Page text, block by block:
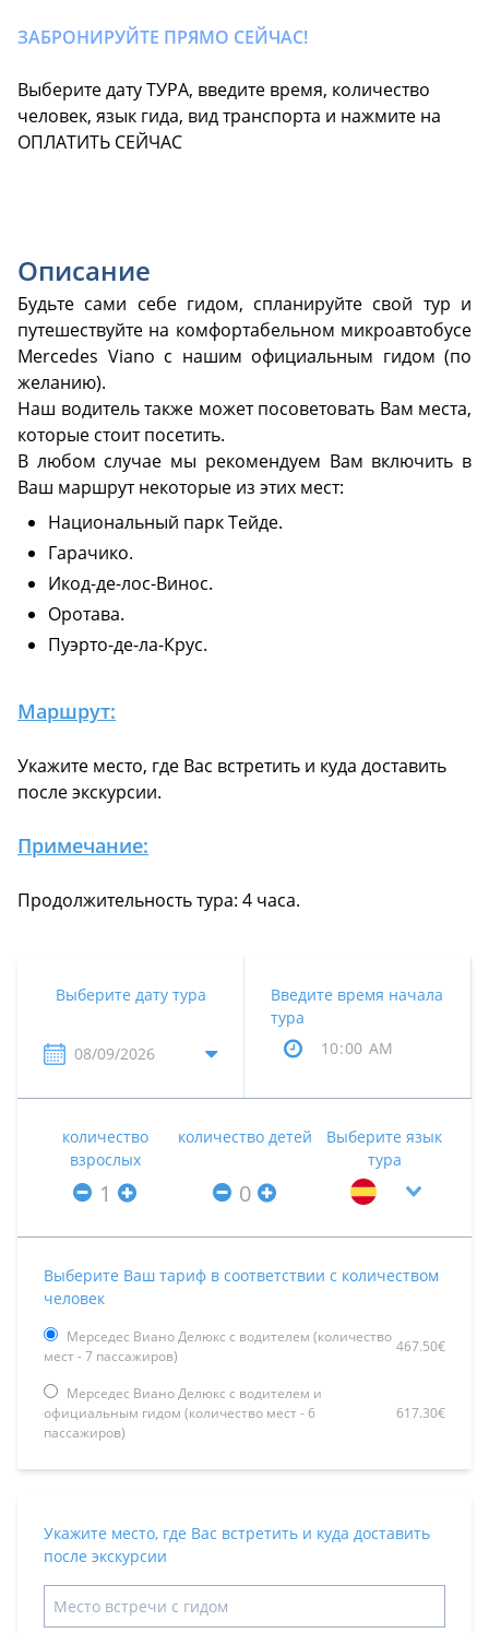
ЗАБРОНИРУЙТЕ ПРЯМО СЕЙЧАС!
Выберите дату ТУРА, введите время, количество
человек, язык гида, вид транспорта и нажмите на
ОПЛАТИТЬ СЕЙЧАС
Описание
Будьте сами себе гидом, спланируйте свой тур и
путешествуйте на комфортабельном микроавтобусе
Mercedes Viano с нашим официальным гидом (по
желанию).
Наш водитель также может посоветовать Вам места,
которые стоит посетить.
В любом случае мы рекомендуем Вам включить в
Ваш маршрут некоторые из этих мест:
Hациональный парк Тейде.
Гарачико.
Икод-де-лос-Винос.
Оротава.
Пуэрто-де-ла-Крус.
Маршрут:
Укажите место, где Вас встретить и куда доставить
после экскурсии.
Примечание:
Продолжительность тура: 4 часа.
Выберите дату тура
Введите время начала
тура
количество
взрослых
количество детей
Выберите язык
тура
Выберите Ваш тариф в соответствии с количеством
человек
Мерседес Виано Делюкс с водителем (количество
мест - 7 пассажиров)
467.50€
Мерседес Виано Делюкс с водителем и
официальным гидом (количество мест - 6
пассажиров)
617.30€
Укажите место, где Вас встретить и куда доставить
после экскурсии